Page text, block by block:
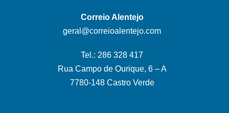
Correio Alentejo
geral@correioalentejo.com
Tel.: 286 328 417
Rua Campo de Ourique, 6 – A
7780-148 Castro Verde